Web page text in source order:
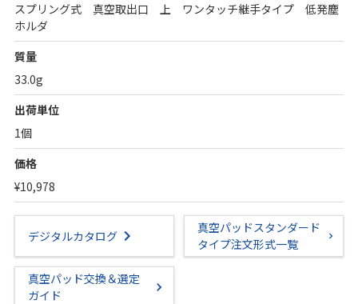
スプリング式 真空取出口 上 ワンタッチ継手タイプ 低発塵
ホルダ
質量
33.0g
出荷単位
1個
価格
¥10,978
デジタルカタログ
真空パッドスタンダード
タイプ注文形式一覧
真空パッド交換＆選定
ガイド